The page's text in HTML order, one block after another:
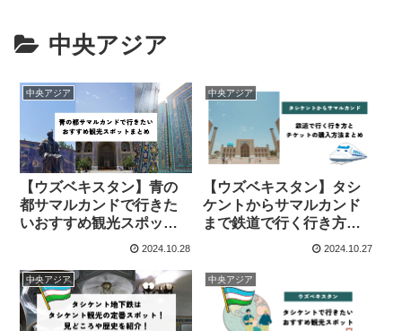
中央アジア
中央アジア
【ウズベキスタン】青の
都サマルカンドで行きた
いおすすめ観光スポット
2024.10.28
中央アジア
【ウズベキスタン】タシ
ケントからサマルカンド
まで鉄道で行く行き方と
チケットの購入方法まと
2024.10.27
中央アジア 中央アジア